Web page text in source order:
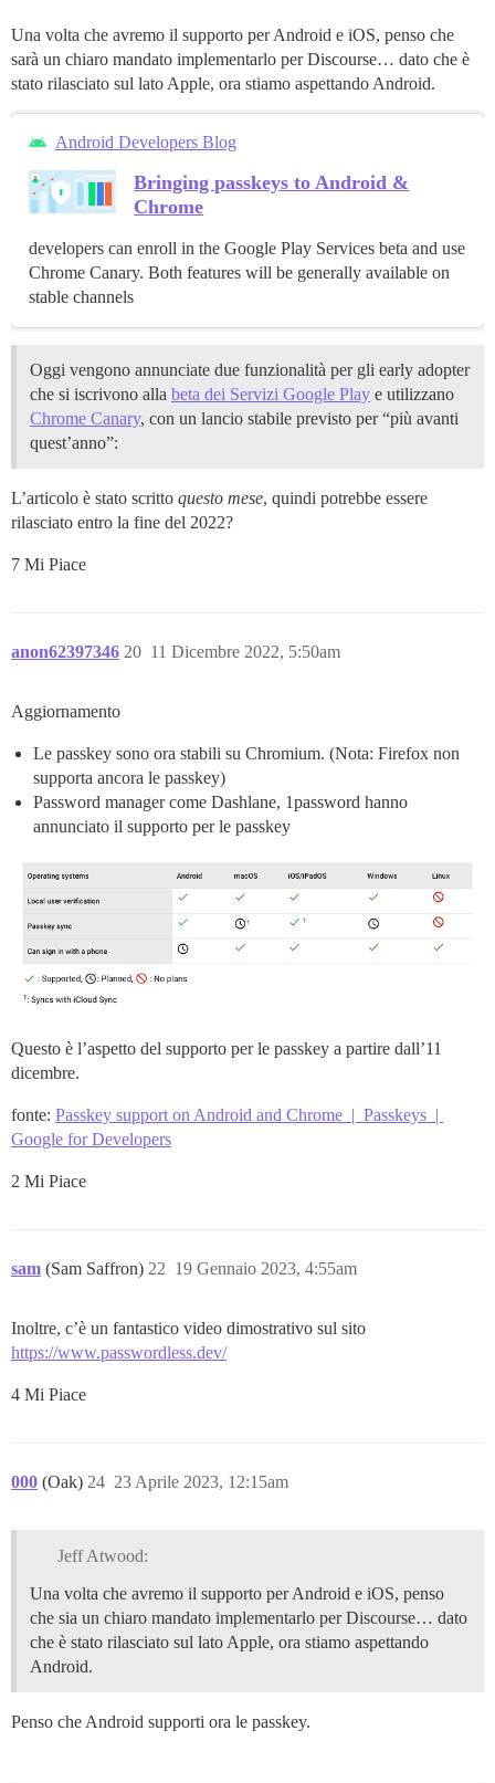
Una volta che avremo il supporto per Android e iOS, penso che
sarà un chiaro mandato implementarlo per Discourse… dato che è
stato rilasciato sul lato Apple, ora stiamo aspettando Android.
Android Developers Blog
Bringing passkeys to Android &
Chrome
developers can enroll in the Google Play Services beta and use
Chrome Canary. Both features will be generally available on
stable channels
Oggi vengono annunciate due funzionalità per gli early adopter
che si iscrivono alla beta dei Servizi Google Play e utilizzano
Chrome Canary, con un lancio stabile previsto per “più avanti
quest’anno”:
L’articolo è stato scritto questo mese, quindi potrebbe essere
rilasciato entro la fine del 2022?
7 Mi Piace
anon62397346 11 Dicembre 2022, 5:50am
20
Aggiornamento
Le passkey sono ora stabili su Chromium. (Nota: Firefox non
supporta ancora le passkey)
Password manager come Dashlane, 1password hanno
annunciato il supporto per le passkey
Questo è l’aspetto del supporto per le passkey a partire dall’11
dicembre.
fonte: Passkey support on Android and Chrome | Passkeys |
Google for Developers
2 Mi Piace
sam (Sam Saffron) 19 Gennaio 2023, 4:55am
22
Inoltre, c’è un fantastico video dimostrativo sul sito
https://www.passwordless.dev/
4 Mi Piace
000 (Oak) 23 Aprile 2023, 12:15am
24
Jeff Atwood:
Una volta che avremo il supporto per Android e iOS, penso
che sia un chiaro mandato implementarlo per Discourse… dato
che è stato rilasciato sul lato Apple, ora stiamo aspettando
Android.
Penso che Android supporti ora le passkey.